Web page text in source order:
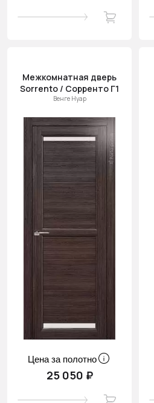
Межкомнатная дверь
Sorrento / Сорренто Г1
Венге Нуар
Цена за полотно
25 050 ₽